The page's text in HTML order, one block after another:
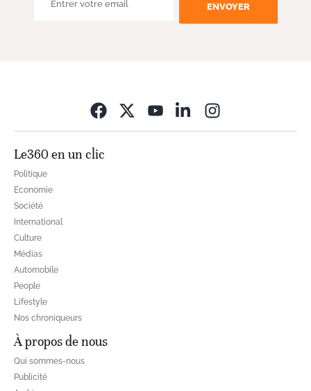
ENVOYER
Le360 en un clic
Politique
Economie
Société
International
Culture
Médias
Automobile
People
Lifestyle
Nos chroniqueurs
À propos de nous
Qui sommes-nous
Publicité